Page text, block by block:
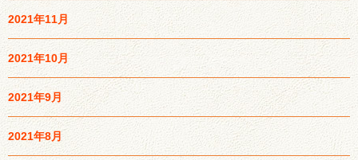
2021年11月
2021年10月
2021年9月
2021年8月